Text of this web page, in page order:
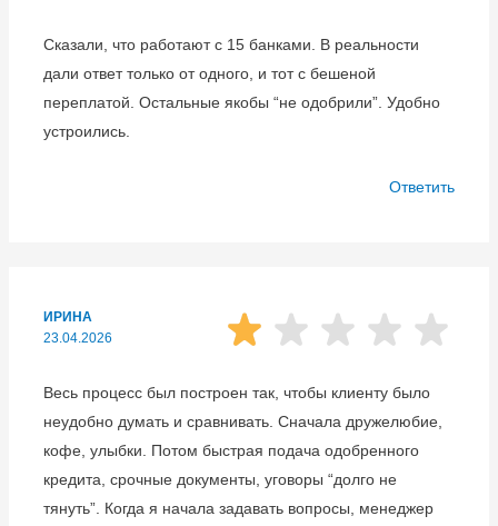
Сказали, что работают с 15 банками. В реальности
дали ответ только от одного, и тот с бешеной
переплатой. Остальные якобы “не одобрили”. Удобно
устроились.
Ответить
ИРИНА
23.04.2026
Весь процесс был построен так, чтобы клиенту было
неудобно думать и сравнивать. Сначала дружелюбие,
кофе, улыбки. Потом быстрая подача одобренного
кредита, срочные документы, уговоры “долго не
тянуть”. Когда я начала задавать вопросы, менеджер